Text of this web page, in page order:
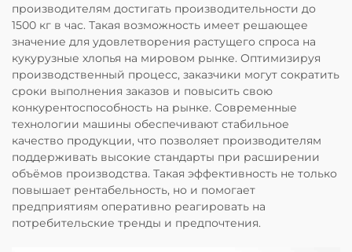
производителям достигать производительности до
1500 кг в час. Такая возможность имеет решающее
значение для удовлетворения растущего спроса на
кукурузные хлопья на мировом рынке. Оптимизируя
производственный процесс, заказчики могут сократить
сроки выполнения заказов и повысить свою
конкурентоспособность на рынке. Современные
технологии машины обеспечивают стабильное
качество продукции, что позволяет производителям
поддерживать высокие стандарты при расширении
объёмов производства. Такая эффективность не только
повышает рентабельность, но и помогает
предприятиям оперативно реагировать на
потребительские тренды и предпочтения.